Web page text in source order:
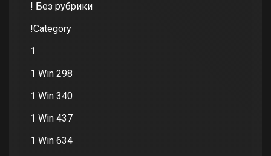
! Без рубрики
!Category
1
1 Win 298
1 Win 340
1 Win 437
1 Win 634